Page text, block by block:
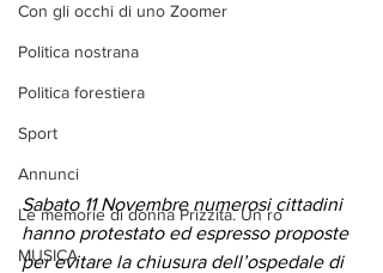
Con gli occhi di uno Zoomer
Politica nostrana
Politica forestiera
Sport
Annunci
Le memorie di donna Prizzita. Un ro
MUSICA
Sabato 11 Novembre numerosi cittadini
hanno protestato ed espresso proposte
per evitare la chiusura dell’ospedale di